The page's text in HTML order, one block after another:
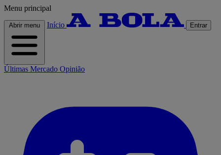
Menu principal
Abrir menu Início Entrar
Últimas Mercado Opinião